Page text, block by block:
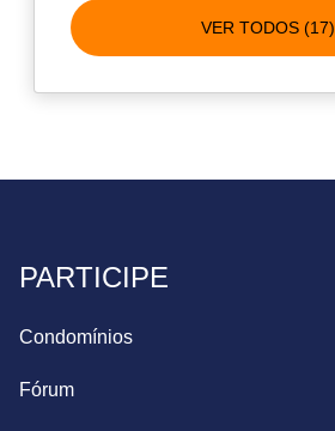
VER TODOS (17)
PARTICIPE
Condomínios
Fórum